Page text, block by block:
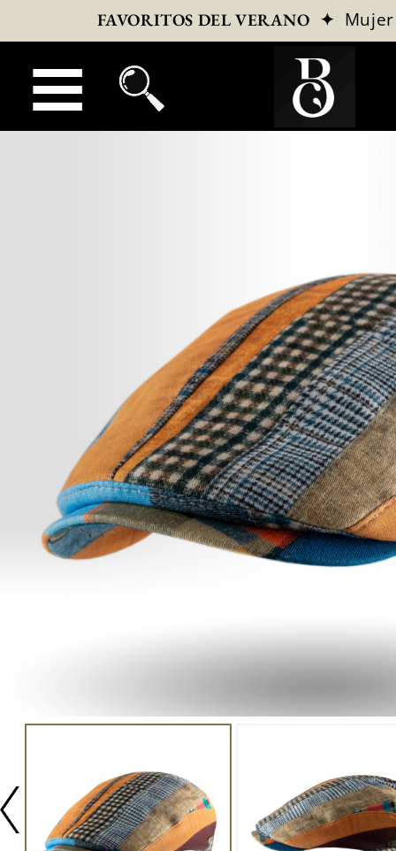
FAVORITOS DEL VERANO ✦ Mujer